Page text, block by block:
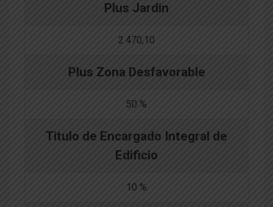
Plus Jardin
2.470,10
Plus Zona Desfavorable
50 %
Titulo de Encargado Integral de
Edificio
10 %